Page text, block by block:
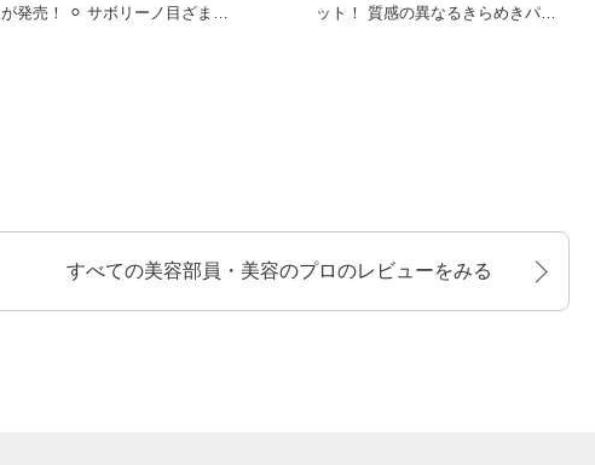
が発売！ ⚪︎ サボリーノ目ざまシ
ット！ 質感の異なるきらめきパウ
すべての美容部員・美容のプロのレビューをみる